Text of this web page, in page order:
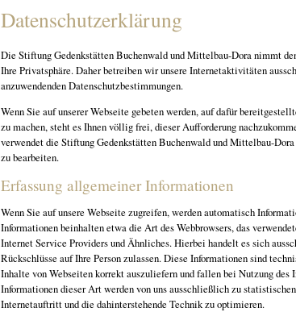
Datenschutzerklärung
Die Stiftung Gedenkstätten Buchenwald und Mittelbau-Dora nimmt
Ihre Privatsphäre. Daher betreiben wir unsere Internetaktivitäten
anzuwendenden Datenschutzbestimmungen.
Wenn Sie auf unserer Webseite gebeten werden, auf dafür
zu machen, steht es Ihnen völlig frei, dieser Aufforderung
verwendet die Stiftung Gedenkstätten Buchenwald und Mittelbau-
zu bearbeiten.
Erfassung allgemeiner Informationen
Wenn Sie auf unsere Webseite zugreifen, werden automatisch
Informationen beinhalten etwa die Art des Webbrowsers, das
Internet Service Providers und Ähnliches. Hierbei handelt es sich
Rückschlüsse auf Ihre Person zulassen. Diese Informationen sind
Inhalte von Webseiten korrekt auszuliefern und fallen bei Nutzung des
Informationen dieser Art werden von uns ausschließlich zu
Internetauftritt und die dahinterstehende Technik zu optimieren.